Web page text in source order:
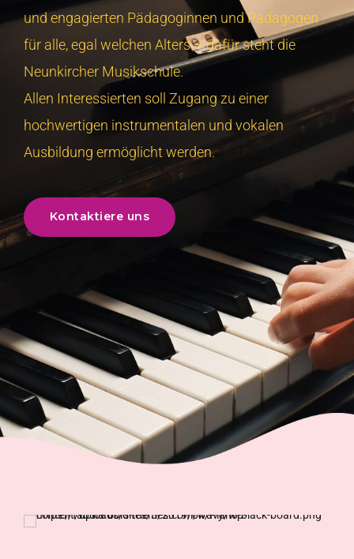
und engagierten Pädagoginnen und Pädagogen
für alle, egal welchen Alters – dafür steht die
Neunkircher Musikschule.
Allen Interessierten soll Zugang zu einer
hochwertigen instrumentalen und vokalen
Ausbildung ermöglicht werden.
Kontaktiere uns